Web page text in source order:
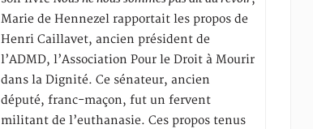
Marie de Hennezel rapportait les propos de
Henri Caillavet, ancien président de
l’ADMD, l’Association Pour le Droit à Mourir
dans la Dignité. Ce sénateur, ancien
député, franc-maçon, fut un fervent
militant de l’euthanasie. Ces propos tenus